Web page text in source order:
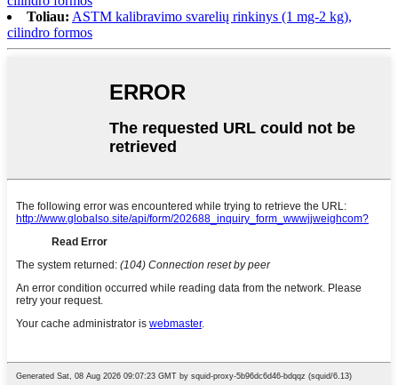
Toliau: ASTM kalibravimo svarelių rinkinys (1 mg-2 kg),
cilindro formos